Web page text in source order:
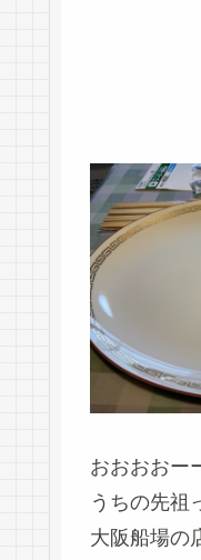
おおおおー
うちの先祖
大阪船場の